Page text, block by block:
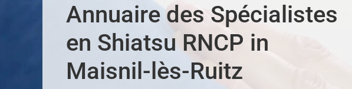
Annuaire des Spécialistes
en Shiatsu RNCP in
Maisnil-lès-Ruitz